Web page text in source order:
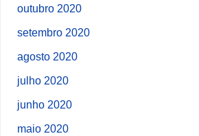
outubro 2020
setembro 2020
agosto 2020
julho 2020
junho 2020
maio 2020